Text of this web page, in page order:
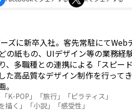
ズに新卒入社。客先常駐にてWeb
の紙もの、UIデザイン等の業務経
、多職種との連携による「スピー
た高品質なデザイン制作を行って
「K-POP」「旅行」「ピラティス」
描く」「小説」「感受性」